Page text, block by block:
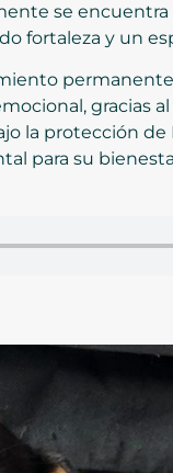
se
fortaleza y un
gracias
la protección de
para su